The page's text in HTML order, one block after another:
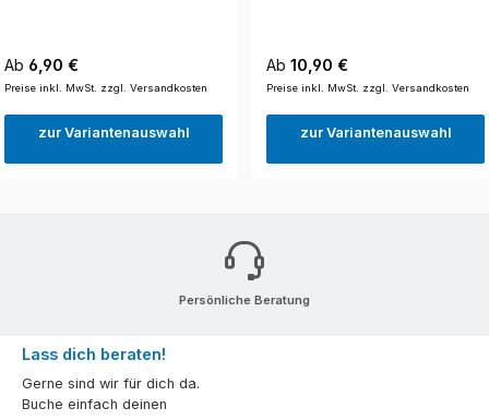
Regulärer Preis:
Ab 6,90 €
Preise inkl. MwSt. zzgl. Versandkosten
zur Variantenauswahl
Regulärer Preis:
Ab 10,90 €
Preise inkl. MwSt. zzgl. Versandkosten
zur Variantenauswahl
Persönliche Beratung
Lass dich beraten!
Gerne sind wir für dich da.
Buche einfach deinen